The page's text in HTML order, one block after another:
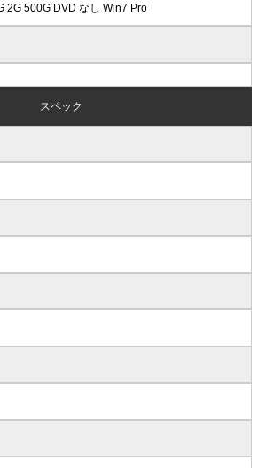
2G 500G DVD なし Win7 Pro
スペック